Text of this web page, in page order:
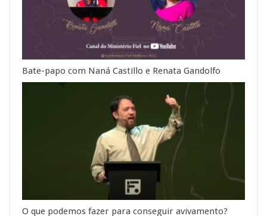
Bate-papo com Naná Castillo e Renata Gandolfo
O que podemos fazer para conseguir avivamento?